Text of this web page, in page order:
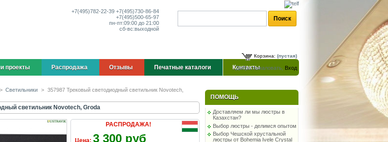
+7(495)782-22-39 +7(495)730-86-84
+7(495)500-65-97
пн-пт:09:00 до 21:00
сб-вс:выходной
Корзина: (пустая)
Добро пожаловать, Вход
проекты Распродажа Отзывы Печатные каталоги Контакты
> Светильники > 357987 Трековый светодиодный светильник Novotech,
светильник Novotech, Groda
РАСПРОДАЖА!
Цена: 3 300 руб
ПОМОЩЬ
Доставляем ли мы люстры в
Казахстан?
Выбор люстры - делимся опытом
Выбор Чешской хрустальной
люстры от Bohemia Ivele Crystal